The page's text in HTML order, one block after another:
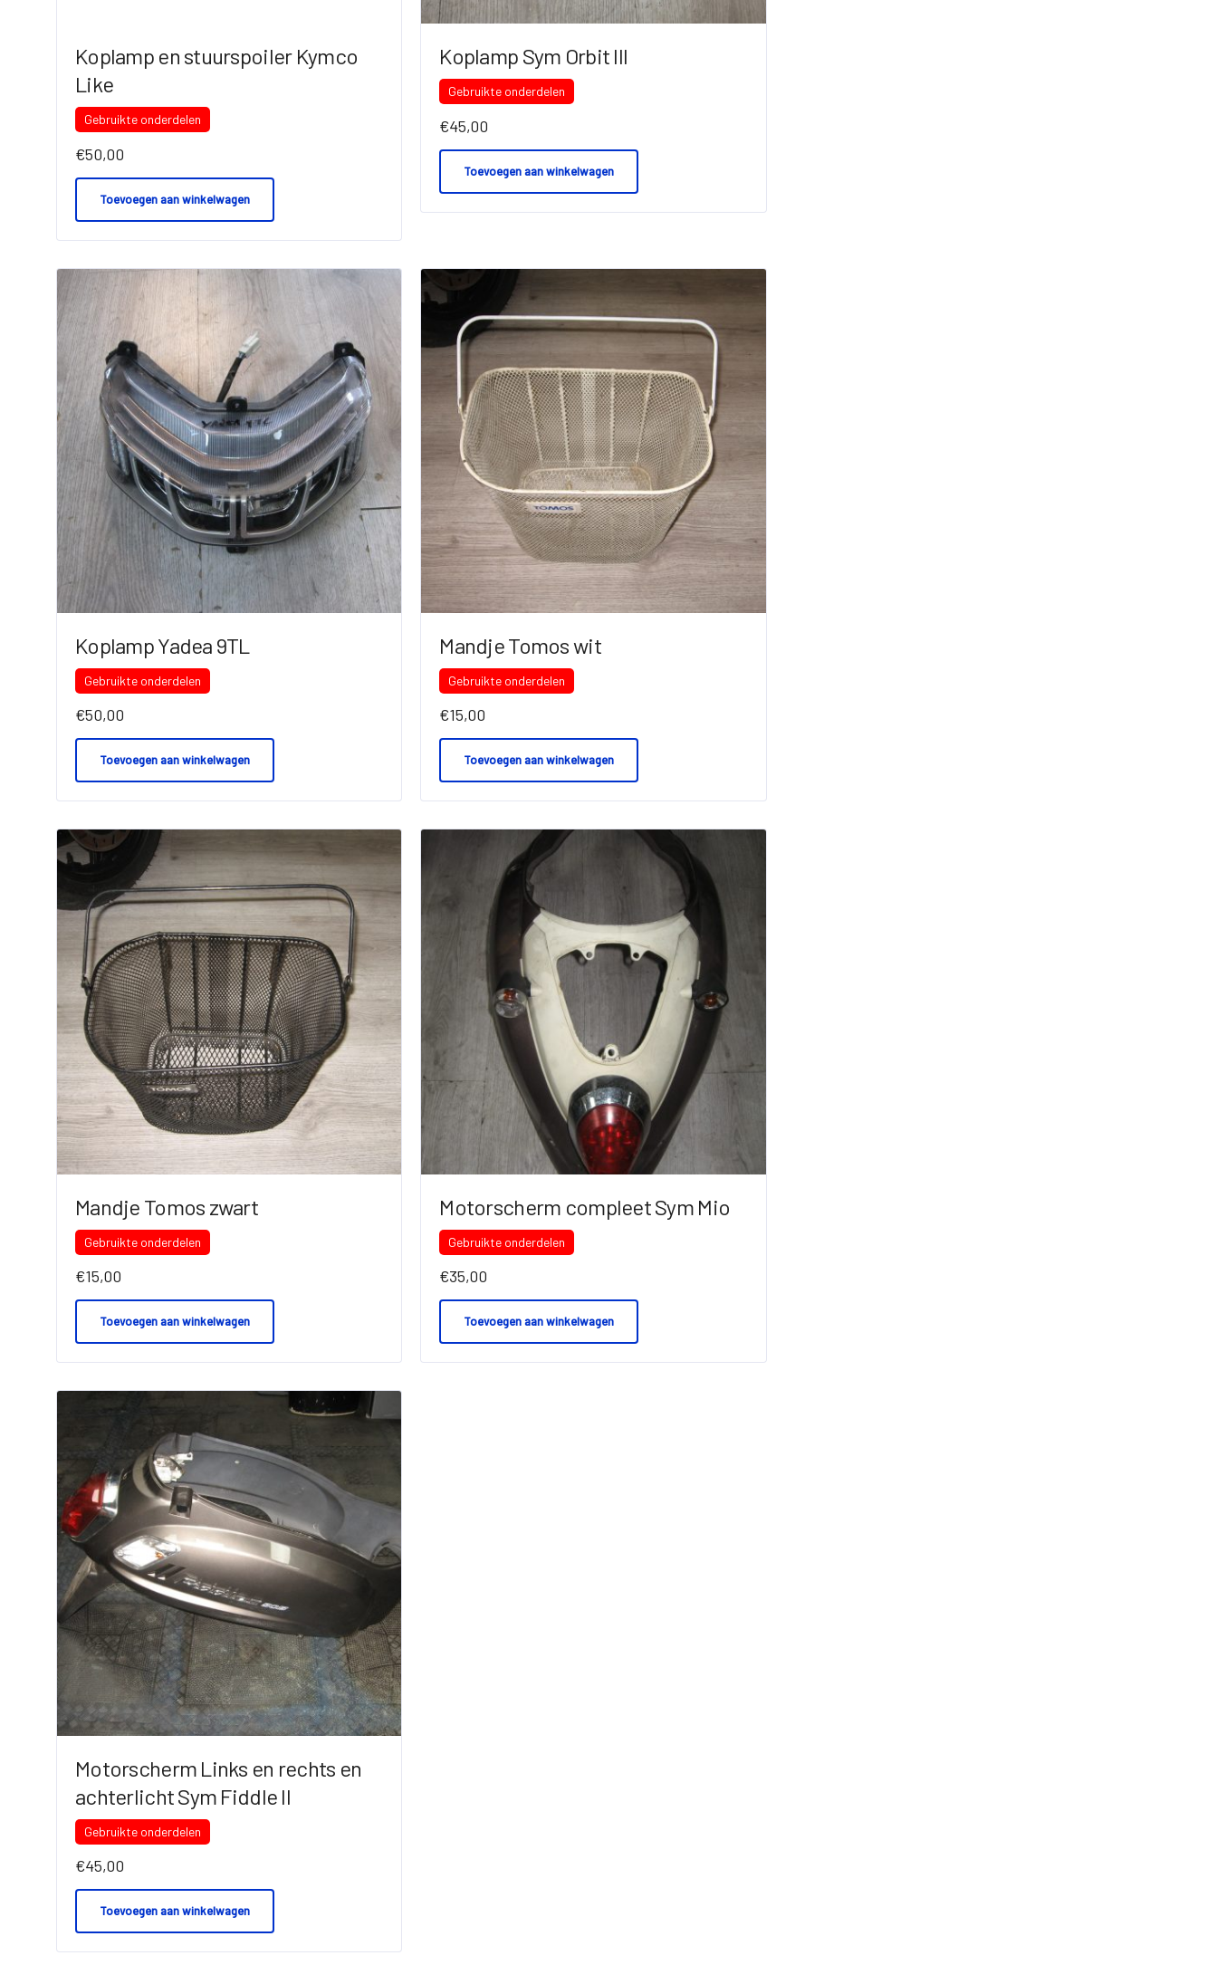
Koplamp en stuurspoiler Kymco
Like
Gebruikte onderdelen
€50,00
Toevoegen aan winkelwagen
Koplamp Sym Orbit III
Gebruikte onderdelen
€45,00
Toevoegen aan winkelwagen
Koplamp Yadea 9TL
Gebruikte onderdelen
€50,00
Toevoegen aan winkelwagen
Mandje Tomos wit
Gebruikte onderdelen
€15,00
Toevoegen aan winkelwagen
Mandje Tomos zwart
Gebruikte onderdelen
€15,00
Toevoegen aan winkelwagen
Motorscherm compleet Sym Mio
Gebruikte onderdelen
€35,00
Toevoegen aan winkelwagen
Motorscherm Links en rechts en
achterlicht Sym Fiddle II
Gebruikte onderdelen
€45,00
Toevoegen aan winkelwagen